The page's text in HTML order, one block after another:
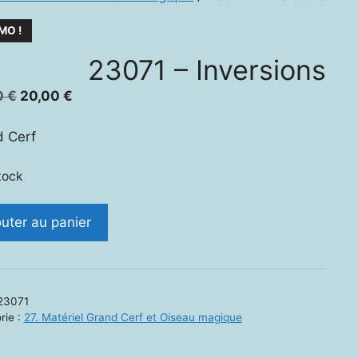
!
23071 – Inversions
€ Le
initial
30,00 €.
20,00 €Le
Cerf
au panier
: 27. Matériel Grand Cerf et Oiseau magique